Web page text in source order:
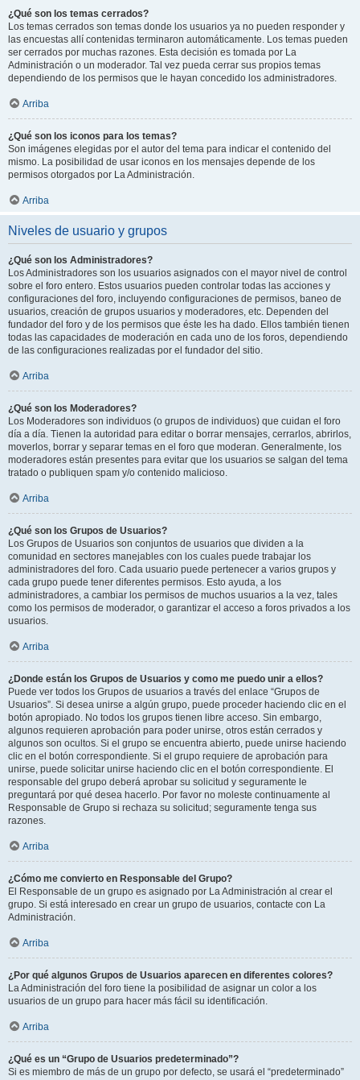
¿Qué son los temas cerrados?
Los temas cerrados son temas donde los usuarios ya no pueden responder y
las encuestas allí contenidas terminaron automáticamente. Los temas pueden
ser cerrados por muchas razones. Esta decisión es tomada por La
Administración o un moderador. Tal vez pueda cerrar sus propios temas
dependiendo de los permisos que le hayan concedido los administradores.
Arriba
¿Qué son los iconos para los temas?
Son imágenes elegidas por el autor del tema para indicar el contenido del
mismo. La posibilidad de usar iconos en los mensajes depende de los
permisos otorgados por La Administración.
Arriba
Niveles de usuario y grupos
¿Qué son los Administradores?
Los Administradores son los usuarios asignados con el mayor nivel de control
sobre el foro entero. Estos usuarios pueden controlar todas las acciones y
configuraciones del foro, incluyendo configuraciones de permisos, baneo de
usuarios, creación de grupos usuarios y moderadores, etc. Dependen del
fundador del foro y de los permisos que éste les ha dado. Ellos también tienen
todas las capacidades de moderación en cada uno de los foros, dependiendo
de las configuraciones realizadas por el fundador del sitio.
Arriba
¿Qué son los Moderadores?
Los Moderadores son individuos (o grupos de individuos) que cuidan el foro
día a día. Tienen la autoridad para editar o borrar mensajes, cerrarlos, abrirlos,
moverlos, borrar y separar temas en el foro que moderan. Generalmente, los
moderadores están presentes para evitar que los usuarios se salgan del tema
tratado o publiquen spam y/o contenido malicioso.
Arriba
¿Qué son los Grupos de Usuarios?
Los Grupos de Usuarios son conjuntos de usuarios que dividen a la
comunidad en sectores manejables con los cuales puede trabajar los
administradores del foro. Cada usuario puede pertenecer a varios grupos y
cada grupo puede tener diferentes permisos. Esto ayuda, a los
administradores, a cambiar los permisos de muchos usuarios a la vez, tales
como los permisos de moderador, o garantizar el acceso a foros privados a los
usuarios.
Arriba
¿Donde están los Grupos de Usuarios y como me puedo unir a ellos?
Puede ver todos los Grupos de usuarios a través del enlace “Grupos de
Usuarios”. Si desea unirse a algún grupo, puede proceder haciendo clic en el
botón apropiado. No todos los grupos tienen libre acceso. Sin embargo,
algunos requieren aprobación para poder unirse, otros están cerrados y
algunos son ocultos. Si el grupo se encuentra abierto, puede unirse haciendo
clic en el botón correspondiente. Si el grupo requiere de aprobación para
unirse, puede solicitar unirse haciendo clic en el botón correspondiente. El
responsable del grupo deberá aprobar su solicitud y seguramente le
preguntará por qué desea hacerlo. Por favor no moleste continuamente al
Responsable de Grupo si rechaza su solicitud; seguramente tenga sus
razones.
Arriba
¿Cómo me convierto en Responsable del Grupo?
El Responsable de un grupo es asignado por La Administración al crear el
grupo. Si está interesado en crear un grupo de usuarios, contacte con La
Administración.
Arriba
¿Por qué algunos Grupos de Usuarios aparecen en diferentes colores?
La Administración del foro tiene la posibilidad de asignar un color a los
usuarios de un grupo para hacer más fácil su identificación.
Arriba
¿Qué es un “Grupo de Usuarios predeterminado”?
Si es miembro de más de un grupo por defecto, se usará el “predeterminado”